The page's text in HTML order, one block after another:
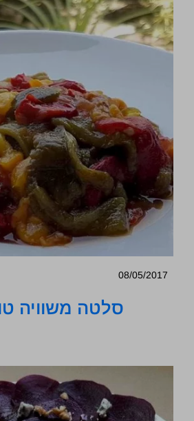
08/05/2017
סלטה משוויה